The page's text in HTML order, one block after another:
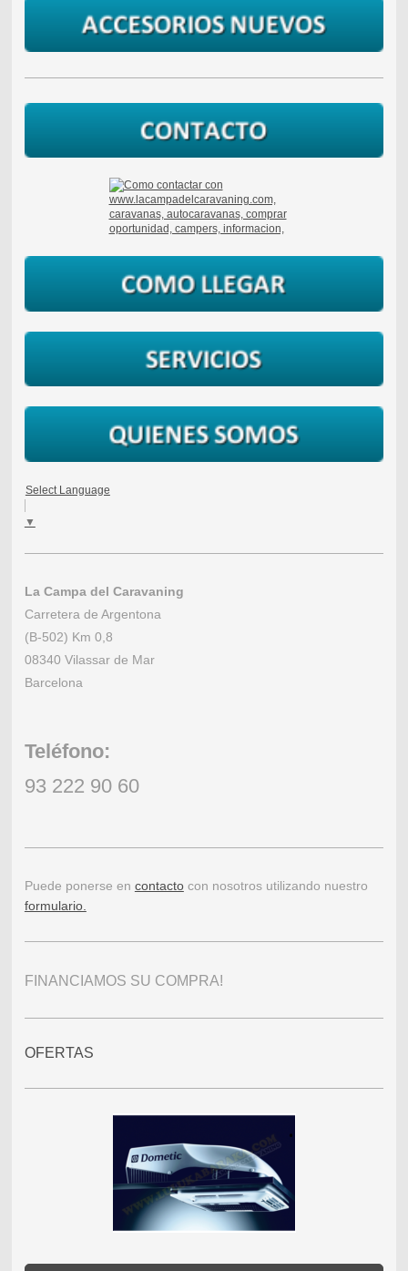
Select Language
▼
La Campa del Caravaning
Carretera de Argentona
(B-502) Km 0,8
08340 Vilassar de Mar
Barcelona
Teléfono:
93 222 90 60
Puede ponerse en contactocon nosotros utilizando nuestro
formulario.
FINANCIAMOS SU COMPRA!
OFERTAS